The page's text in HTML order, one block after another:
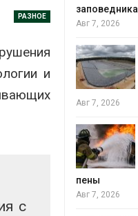
РАЗНОЕ
и
с
Волги и
почти в
шин
заповедника
Авг 7, 2026
Авг 7, 2026
пены
Авг 7, 2026